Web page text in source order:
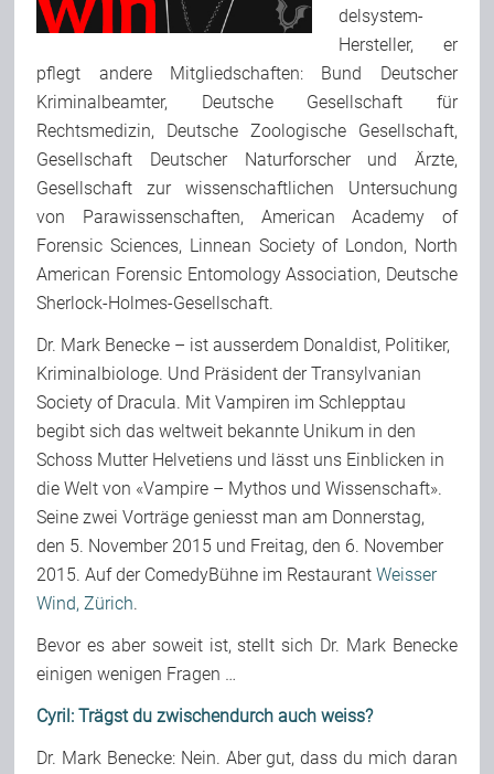
Kontakt
Join Us
Support Us
Kalender
Playlisten
delsystem-
Hersteller, er
pflegt andere Mitgliedschaften: Bund Deutscher
Kriminalbeamter, Deutsche Gesellschaft für
Rechtsmedizin, Deutsche Zoologische Gesellschaft,
Gesellschaft Deutscher Naturforscher und Ärzte,
Gesellschaft zur wissenschaftlichen Untersuchung
von Parawissenschaften, American Academy of
Forensic Sciences, Linnean Society of London, North
American Forensic Entomology Association, Deutsche
Sherlock-Holmes-Gesellschaft.
Dr. Mark Benecke – ist ausserdem Donaldist, Politiker,
Kriminalbiologe. Und Präsident der Transylvanian
Society of Dracula. Mit Vampiren im Schlepptau
begibt sich das weltweit bekannte Unikum in den
Schoss Mutter Helvetiens und lässt uns Einblicken in
die Welt von «Vampire – Mythos und Wissenschaft».
Seine zwei Vorträge geniesst man am Donnerstag,
den 5. November 2015 und Freitag, den 6. November
2015. Auf der ComedyBühne im RestaurantWeisser
Wind, Zürich.
Bevor es aber soweit ist, stellt sich Dr. Mark Benecke
einigen wenigen Fragen …
Cyril: Trägst du zwischendurch auch weiss?
Dr. Mark Benecke: Nein. Aber gut, dass du mich daran